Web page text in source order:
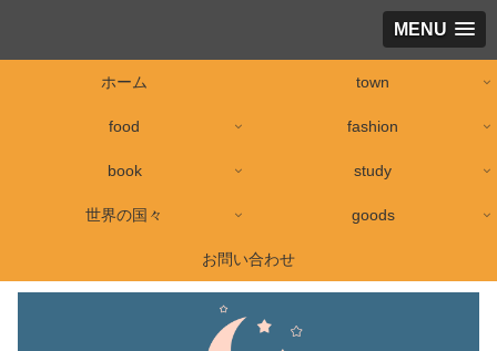
MENU
ホーム town
food fashion
book study
世界の国々 goods
お問い合わせ